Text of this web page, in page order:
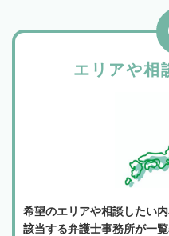
エリアや相
希望のエリアや相談したい
該当する弁護士事務所が一